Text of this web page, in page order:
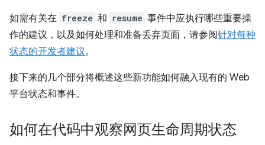
如需有关在 freeze 和 resume 事件中应执行哪些重要操
作的建议，以及如何处理和准备丢弃页面，请参阅针对每种
状态的开发者建议。
接下来的几个部分将概述这些新功能如何融入现有的 Web
平台状态和事件。
如何在代码中观察网页生命周期状态